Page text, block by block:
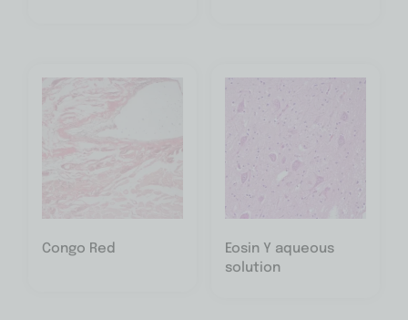
Congo Red
Eosin Y aqueous
solution